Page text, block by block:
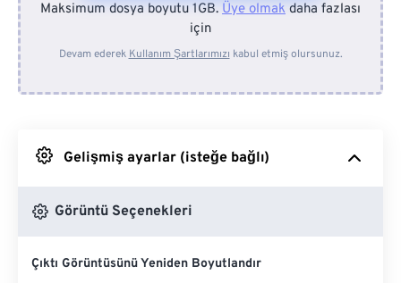
Cihazdan
Google Drive'dan
OneDrive'dan
Url'den
Maksimum dosya boyutu 1GB. Üye olmak daha fazlası
için
Devam ederek Kullanım Şartlarımızı kabul etmiş olursunuz.
Gelişmiş ayarlar (isteğe bağlı)
Görüntü Seçenekleri
Çıktı Görüntüsünü Yeniden Boyutlandır